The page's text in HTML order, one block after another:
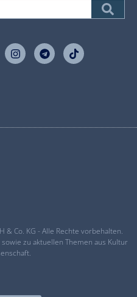
& Co. KG - Alle Rechte vorbehalten.
zu aktuellen Themen aus Kultur